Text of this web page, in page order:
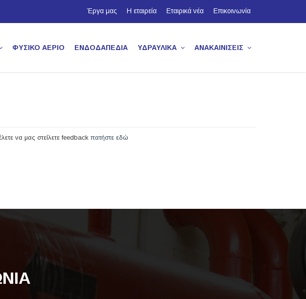
Έργα μας Η εταιρεία Εταιρικά νέα Επικοινωνία
ΦΥΣΙΚΌ ΑΈΡΙΟ ΕΝΔΟΔΑΠΈΔΙΑ ΥΔΡΑΥΛΙΚΆ ΑΝΑΚΑΙΝΊΣΕΙΣ
να μας στείλετε feedback πατήστε εδώ